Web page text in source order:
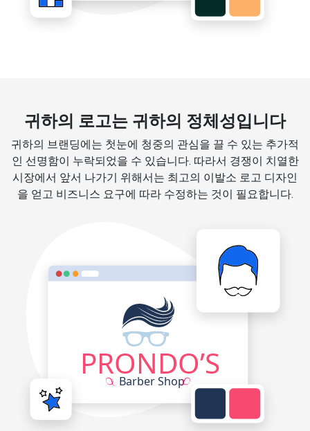
귀하의 로고는 귀하의 정체성입니다
귀하의 브랜딩에는 첫눈에 청중의 관심을 끌 수 있는 추가적
인 선명함이 누락되었을 수 있습니다. 따라서 경쟁이 치열한
시장에서 앞서 나가기 위해서는 최고의 이발소 로고 디자인
을 얻고 비즈니스 요구에 따라 수정하는 것이 필요합니다.